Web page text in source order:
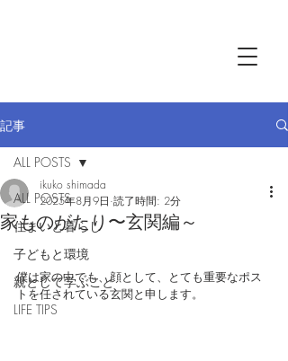
記事
ALL POSTS
住まいと暮らし
子どもと環境
親として学ぶこと
LIFE TIPS
ALL POSTS
家ものがたり〜玄関編～
ikuko shimada
2025年8月9日 読了時間: 2分
僕は家の中でも、顔として、とても重要なポス
トを任されている玄関と申します。